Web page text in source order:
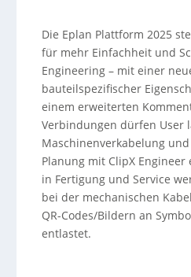
Die Eplan Plattform 2025
für mehr Einfachheit und
Engineering – mit einer
bauteilspezifischer
einem erweiterten
Verbindungen dürfen User
Maschinenverkabelung
Planung mit ClipX
in Fertigung und Service
bei der mechanischen
QR-Codes/Bildern an
entlastet.